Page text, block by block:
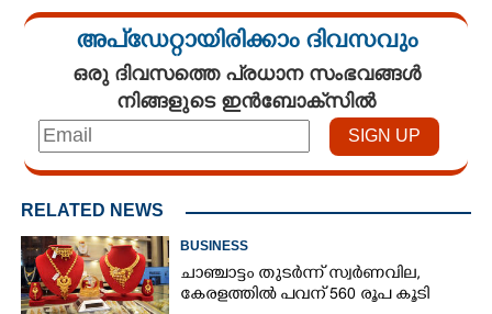
അപ്ഡേറ്റായിരിക്കാം ദിവസവും
ഒരു ദിവസത്തെ പ്രധാന സംഭവങ്ങൾ
നിങ്ങളുടെ ഇൻബോക്സിൽ
RELATED NEWS
BUSINESS
ചാഞ്ചാട്ടം തുടർന്ന് സ്വർണവില,
കേരളത്തിൽ പവന് 560 രൂപ കൂടി
×
Share this link
Copy Link